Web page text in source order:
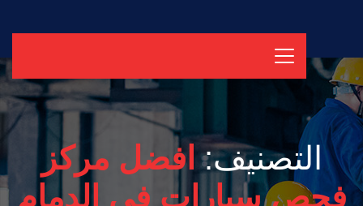
التصنيف: افضل مركز
فحص سيارات في الدمام